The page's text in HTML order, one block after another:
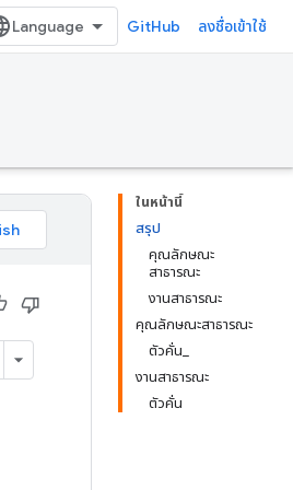
GitHub ลงชื่อเข้าใช้
ในหน้านี้
สรุป
คุณลักษณะ
สาธารณะ
งานสาธารณะ
คุณลักษณะสาธารณะ
ตัวคั่น_
งานสาธารณะ
ตัวคั่น